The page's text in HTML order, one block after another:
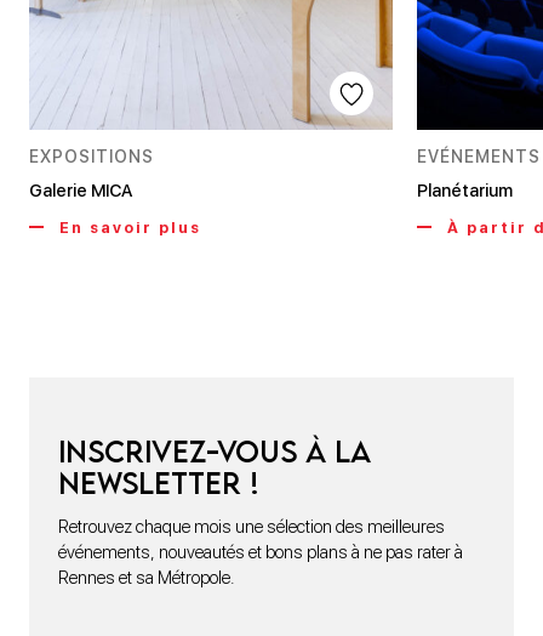
EXPOSITIONS
Galerie MICA
En savoir plus
EVÉNEMENTS
Planétarium
À partir
Inscrivez-vous à la
newsletter !
Retrouvez chaque mois une sélection des meilleures
événements, nouveautés et bons plans à ne pas rater à
Rennes et sa Métropole.